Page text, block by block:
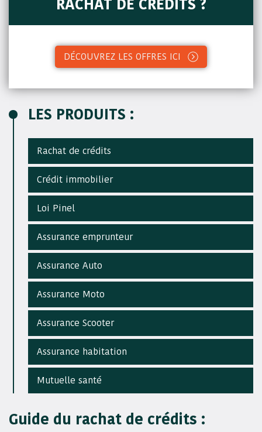
RACHAT DE CRÉDITS ?
DÉCOUVREZ LES OFFRES ICI
LES PRODUITS :
Rachat de crédits
Crédit immobilier
Loi Pinel
Assurance emprunteur
Assurance Auto
Assurance Moto
Assurance Scooter
Assurance habitation
Mutuelle santé
Guide du rachat de crédits :